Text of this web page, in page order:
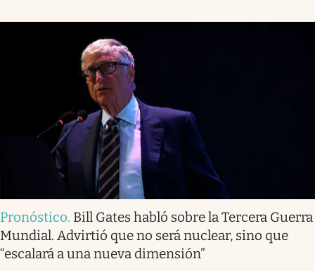
Pronóstico. Bill Gates habló sobre la Tercera Guerra
Mundial. Advirtió que no será nuclear, sino que
“escalará a una nueva dimensión”